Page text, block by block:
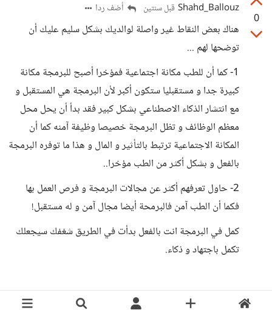
0
Shahd_Ballouz قبل سنتين أضف ردا
هناك بعض النقاط غير واصلة لوالديك بشكل سليم عليك أن
توضحها لهم ...
1- كما أن للطب مكانة اجتماعية فمؤخرا أصبح للبرمجة مكانة
كبيرة جدا و مستقبليا ستكون أكبر لأن البرمجة هي المستقبل و
مع انتشار الذكاء الاصطناعي بشكل كبير فقد بدأ أن يحل محل
معظم الوظائف و تظل البرمجة خصيصا وظيفة آمنه كما أن
المكانة الاجتماعية ترتبط بالتأثير و المال و هذا ما توفره البرمجة
بالفعل و بشكل أكثر من الطب مؤخرا..
2- حاول تعرفهم أكثر عن مجالات البرمجة و فرص العمل بها
فكما أن الطب آمن فالبرمحة أيضا مجال آمن و له مستقبل!
كمل في البرمجة انت بالفعل بدأت في الطريق شغفك سيجعلك
تكمل باجتهاد و ذكاء.